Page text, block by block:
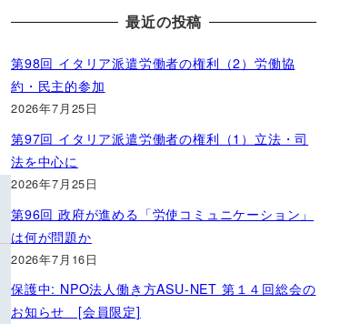
最近の投稿
第98回 イタリア派遣労働者の権利（2）労働協
約・民主的参加
2026年7月25日
第97回 イタリア派遣労働者の権利（1）立法・司
法を中心に
2026年7月25日
第96回 政府が進める「労使コミュニケーション」
は何が問題か
2026年7月16日
保護中: NPO法人働き方ASU-NET 第１４回総会の
お知らせ [会員限定]